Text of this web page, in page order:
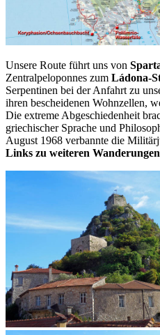
Unsere Route führt uns von
Zentralpeloponnes zum Ládona-
Serpentinen bei der Anfahrt zu
ihren bescheidenen Wohnzellen,
Die extreme Abgeschiedenheit
griechischer Sprache und
August 1968 verbannte die
Links zu weiteren